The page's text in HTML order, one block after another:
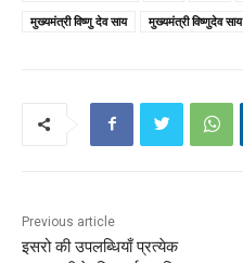
मुख्यमंत्री विष्णु देव साय
मुख्यमंत्री विष्णुदेव साय
Previous article
इसरो की उपलब्धियाँ प्रत्येक